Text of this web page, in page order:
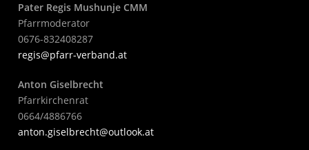
Pater Regis Mushunje CMM
Pfarrmoderator
0676-832408287
regis@pfarr-verband.at
Anton Giselbrecht
Pfarrkirchenrat
0664/4886766
anton.giselbrecht@outlook.at